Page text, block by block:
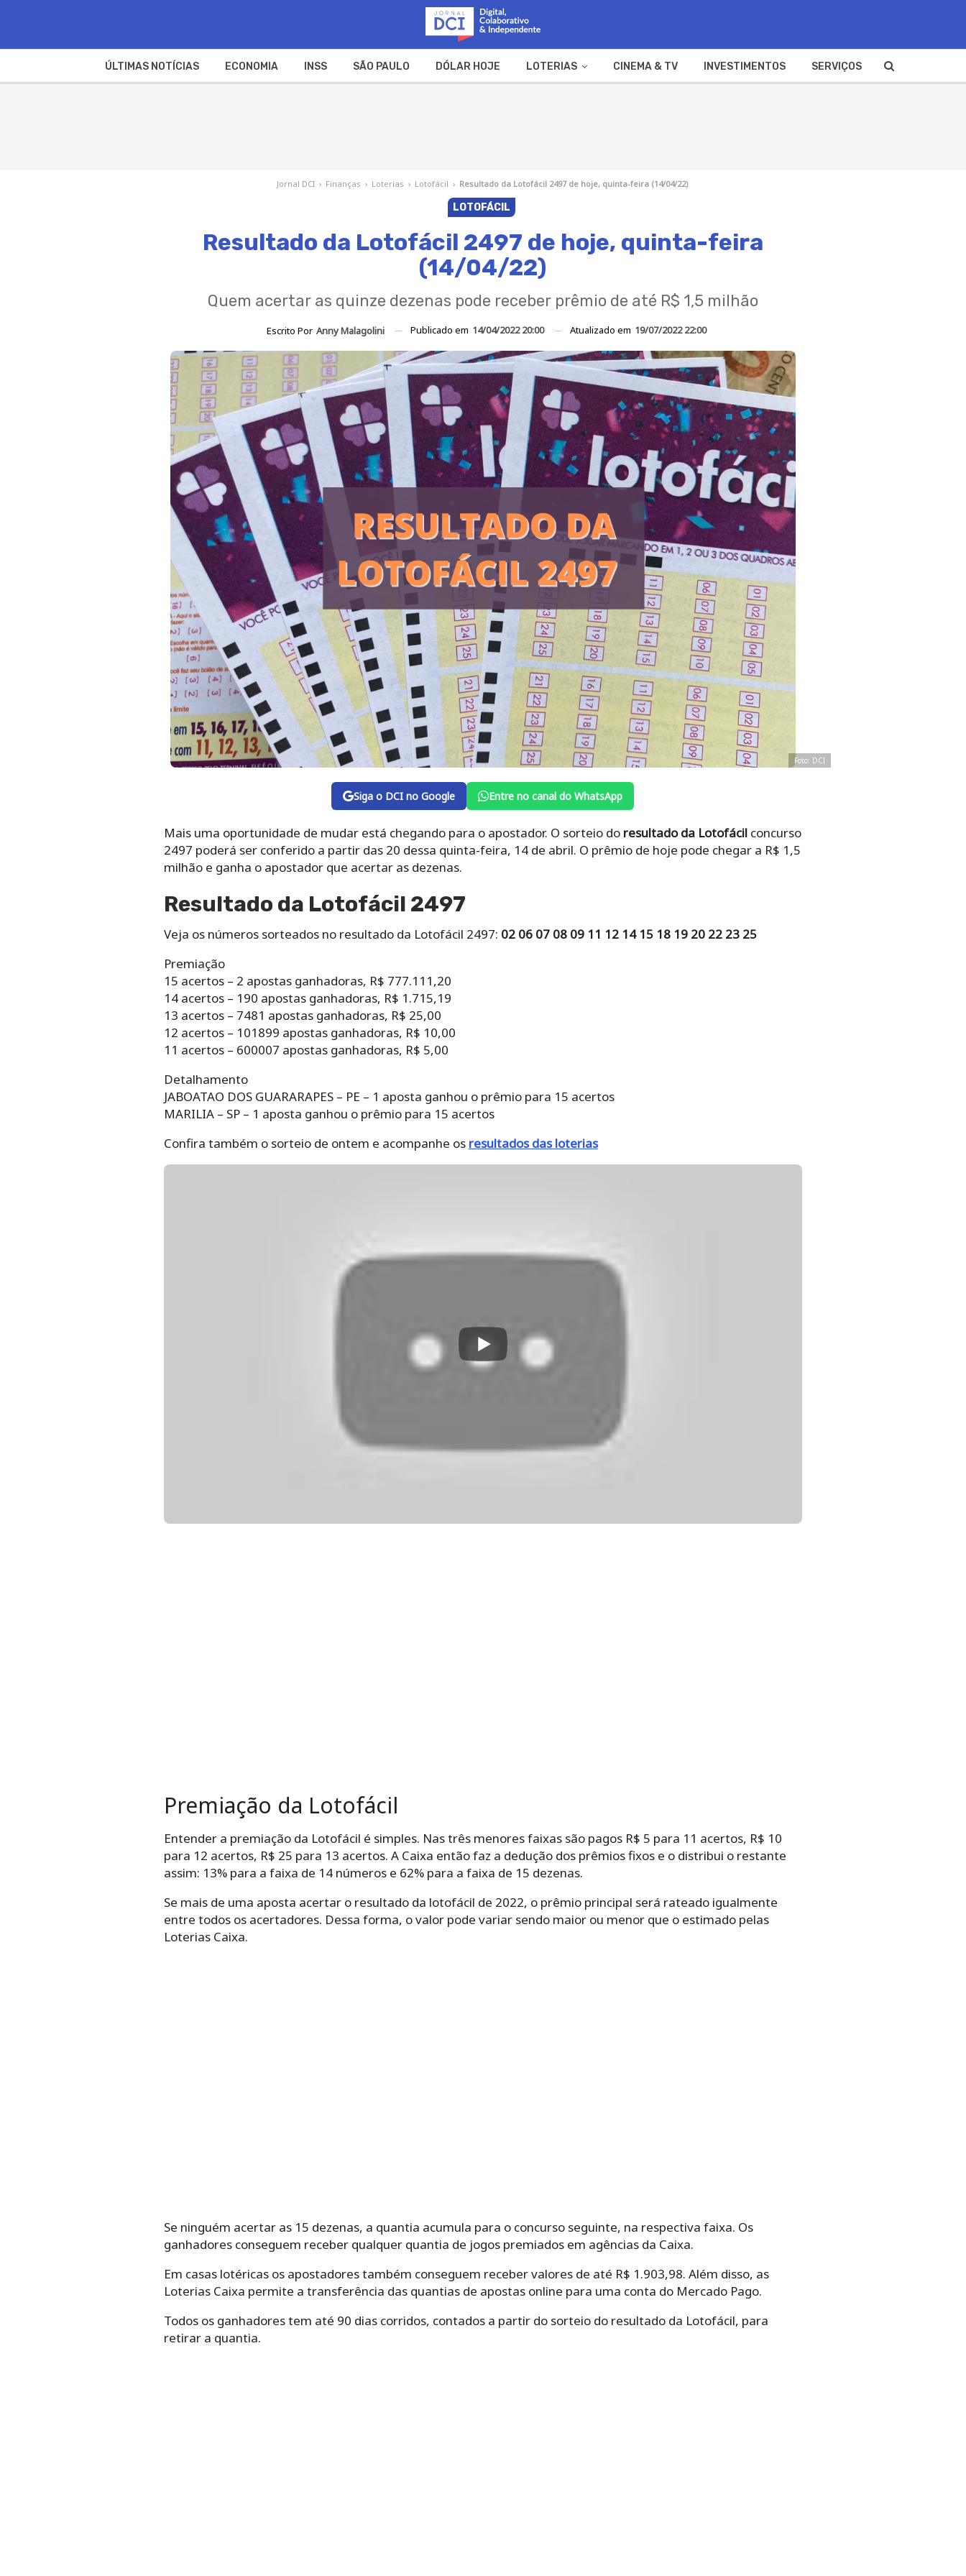
ÚLTIMAS NOTÍCIAS ECONOMIA INSS SÃO PAULO DÓLAR HOJE LOTERIAS CINEMA & TV INVESTIMENTOS SERVIÇOS
Jornal DCI › Finanças › Loterias › Lotofácil › Resultado da Lotofácil 2497 de hoje, quinta-feira (14/04/22)
LOTOFÁCIL
Resultado da Lotofácil 2497 de hoje, quinta-feira
(14/04/22)
Quem acertar as quinze dezenas pode receber prêmio de até R$ 1,5 milhão
Escrito Por Anny Malagolini Publicado em 14/04/2022 20:00 Atualizado em 19/07/2022 22:00
Foto: DCI
Siga o DCI no Google Entre no canal do WhatsApp
Mais uma oportunidade de mudar está chegando para o apostador. O sorteio do resultado da Lotofácilconcurso
2497 poderá ser conferido a partir das 20 dessa quinta-feira, 14 de abril. O prêmio de hoje pode chegar a R$ 1,5
milhão e ganha o apostador que acertar as dezenas.
Resultado da Lotofácil 2497
Veja os números sorteados no resultado da Lotofácil 2497: 02 06 07 08 09 11 12 14 15 18 19 20 22 23 25
Premiação
15 acertos – 2 apostas ganhadoras, R$ 777.111,20
14 acertos – 190 apostas ganhadoras, R$ 1.715,19
13 acertos – 7481 apostas ganhadoras, R$ 25,00
12 acertos – 101899 apostas ganhadoras, R$ 10,00
11 acertos – 600007 apostas ganhadoras, R$ 5,00
Detalhamento
JABOATAO DOS GUARARAPES – PE – 1 aposta ganhou o prêmio para 15 acertos
MARILIA – SP – 1 aposta ganhou o prêmio para 15 acertos
Confira também o sorteio de ontem e acompanhe os resultados das loterias
Premiação da Lotofácil
Entender a premiação da Lotofácil é simples. Nas três menores faixas são pagos R$ 5 para 11 acertos, R$ 10
para 12 acertos, R$ 25 para 13 acertos. A Caixa então faz a dedução dos prêmios fixos e o distribui o restante
assim: 13% para a faixa de 14 números e 62% para a faixa de 15 dezenas.
Se mais de uma aposta acertar o resultado da lotofácil de 2022, o prêmio principal será rateado igualmente
entre todos os acertadores. Dessa forma, o valor pode variar sendo maior ou menor que o estimado pelas
Loterias Caixa.
Se ninguém acertar as 15 dezenas, a quantia acumula para o concurso seguinte, na respectiva faixa. Os
ganhadores conseguem receber qualquer quantia de jogos premiados em agências da Caixa.
Em casas lotéricas os apostadores também conseguem receber valores de até R$ 1.903,98. Além disso, as
Loterias Caixa permite a transferência das quantias de apostas online para uma conta do Mercado Pago.
Todos os ganhadores tem até 90 dias corridos, contados a partir do sorteio do resultado da Lotofácil, para
retirar a quantia.